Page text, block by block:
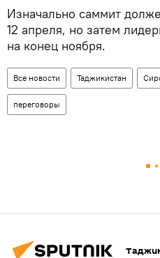
Изначально саммит
12 апреля, но затем
на конец ноября.
Все новости Таджикистан
переговоры